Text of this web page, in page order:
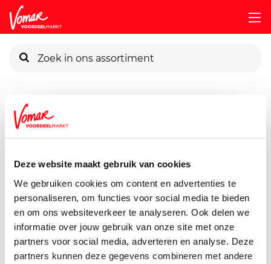
Deze website maakt gebruik van cookies
We gebruiken cookies om content en advertenties te
personaliseren, om functies voor social media te bieden
en om ons websiteverkeer te analyseren. Ook delen we
informatie over jouw gebruik van onze site met onze
partners voor social media, adverteren en analyse. Deze
partners kunnen deze gegevens combineren met andere
Pincode vergeten
Persoonlijk KIK-account
Assortiment
750 gram